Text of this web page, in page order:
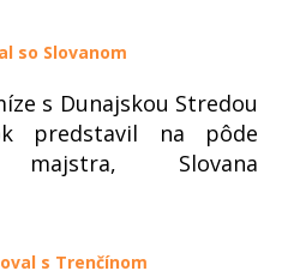
so Slovanom
s Dunajskou Stredou
predstavil na pôde
majstra, Slovana
s Trenčínom